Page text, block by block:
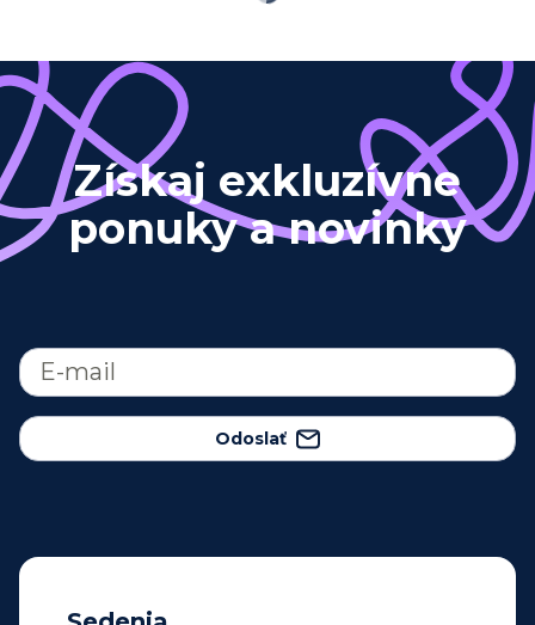
Získaj exkluzívne
ponuky a novinky
Odoslať